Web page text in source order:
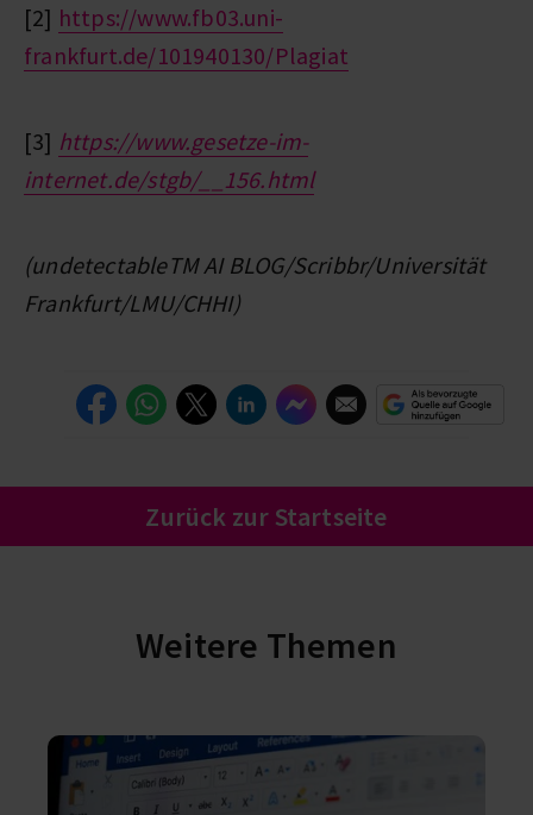
[2] https://www.fb03.uni-
frankfurt.de/101940130/Plagiat
[3] https://www.gesetze-im-
internet.de/stgb/__156.html
(undetectableTM AI BLOG/Scribbr/Universität
Frankfurt/LMU/CHHI)
Zurück zur Startseite
Weitere Themen